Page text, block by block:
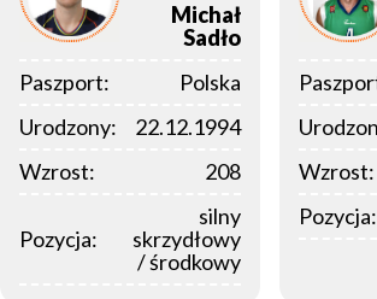
Michał
Sadło
Paszport:
Polska
Urodzony:
22.12.1994
Wzrost:
208
Pozycja:
silny
skrzydłowy
/ środkowy
Wzrost:
Pozycja: